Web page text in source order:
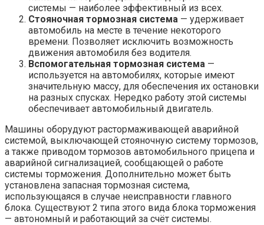
системы — наиболее эффективный из всех.
Стояночная тормозная система — удерживает
автомобиль на месте в течение некоторого
времени. Позволяет исключить возможность
движения автомобиля без водителя.
Вспомогательная тормозная система —
используется на автомобилях, которые имеют
значительную массу, для обеспечения их остановки
на разных спусках. Нередко работу этой системы
обеспечивает автомобильный двигатель.
Машины оборудуют растормаживающей аварийной
системой, выключающей стояночную систему тормозов,
а также приводом тормозов автомобильного прицепа и
аварийной сигнализацией, сообщающей о работе
системы торможения. Дополнительно может быть
установлена запасная тормозная система,
использующаяся в случае неисправности главного
блока. Существуют 2 типа этого вида блока торможения
— автономный и работающий за счёт системы.